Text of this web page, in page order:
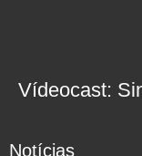
Vídeocast:
Notícias